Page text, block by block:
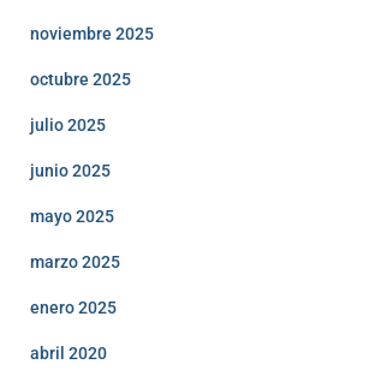
noviembre 2025
octubre 2025
julio 2025
junio 2025
mayo 2025
marzo 2025
enero 2025
abril 2020